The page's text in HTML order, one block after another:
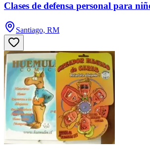
Clases de defensa personal para
Santiago, RM